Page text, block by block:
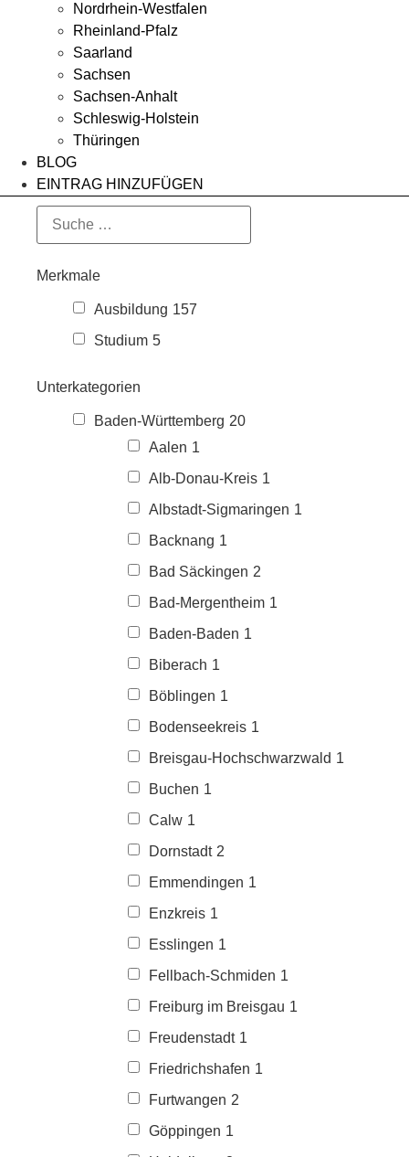
Nordrhein-Westfalen
Rheinland-Pfalz
Saarland
Sachsen
Sachsen-Anhalt
Schleswig-Holstein
Thüringen
BLOG
EINTRAG HINZUFÜGEN
Merkmale
Ausbildung 157
Studium 5
Unterkategorien
Baden-Württemberg 20
Aalen 1
Alb-Donau-Kreis 1
Albstadt-Sigmaringen 1
Backnang 1
Bad Säckingen 2
Bad-Mergentheim 1
Baden-Baden 1
Biberach 1
Böblingen 1
Bodenseekreis 1
Breisgau-Hochschwarzwald 1
Buchen 1
Calw 1
Dornstadt 2
Emmendingen 1
Enzkreis 1
Esslingen 1
Fellbach-Schmiden 1
Freiburg im Breisgau 1
Freudenstadt 1
Friedrichshafen 1
Furtwangen 2
Göppingen 1